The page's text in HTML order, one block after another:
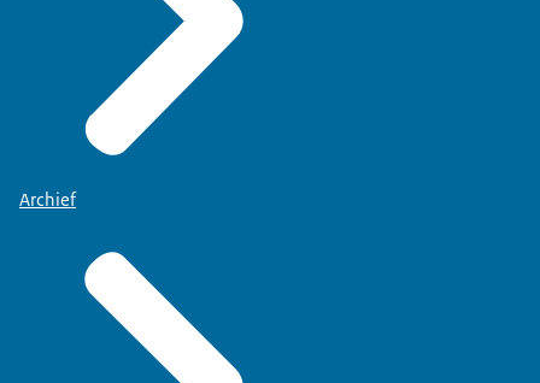
Archief